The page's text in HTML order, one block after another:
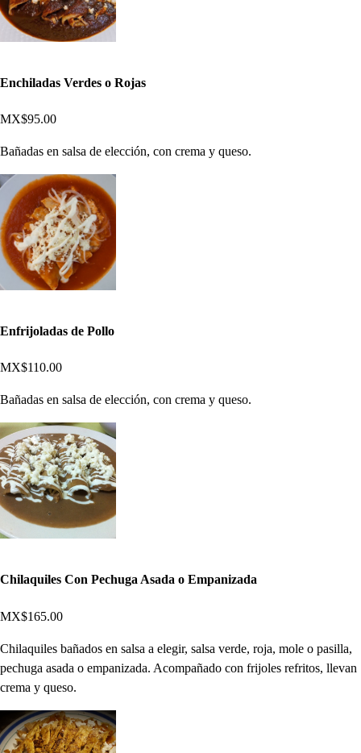
Enchiladas Verdes o Rojas
MX$95.00
Bañadas en salsa de elección, con crema y queso.
Enfrijoladas de Pollo
MX$110.00
Bañadas en salsa de elección, con crema y queso.
Chilaquiles Con Pechuga Asada o Empanizada
MX$165.00
Chilaquiles bañados en salsa a elegir, salsa verde, roja, mole o pasilla,
pechuga asada o empanizada. Acompañado con frijoles refritos, llevan
crema y queso.